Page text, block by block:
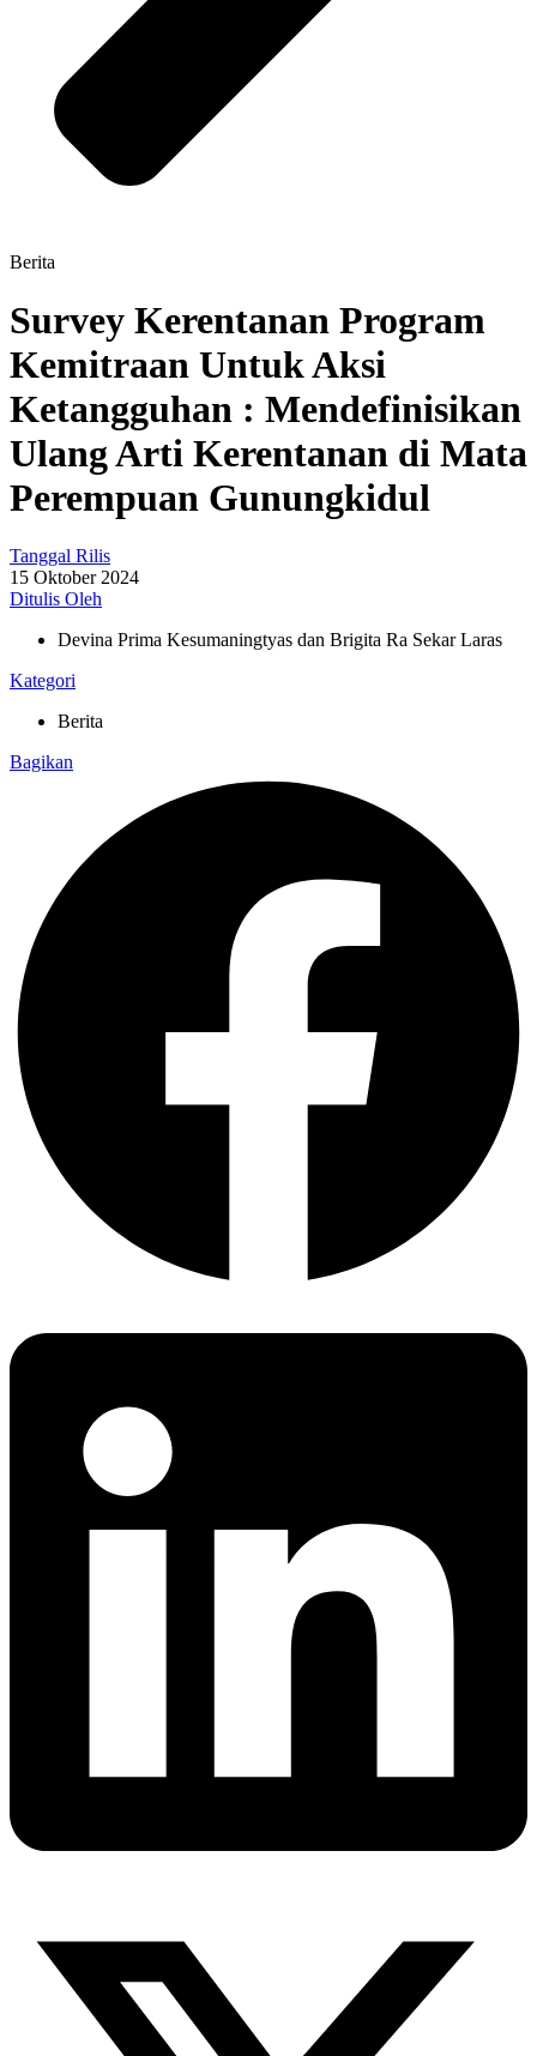
Berita
Survey Kerentanan Program
Kemitraan Untuk Aksi
Ketangguhan : Mendefinisikan
Ulang Arti Kerentanan di Mata
Perempuan Gunungkidul
Tanggal Rilis
15 Oktober 2024
Ditulis Oleh
Devina Prima Kesumaningtyas dan Brigita Ra Sekar Laras
Kategori
Berita
Bagikan